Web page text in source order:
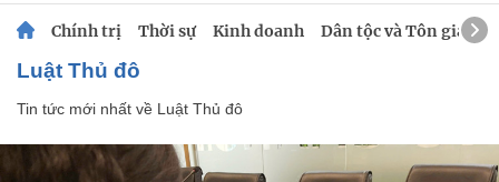
Chính trị Thời sự Kinh doanh Dân tộc và Tôn giáo
Luật Thủ đô
Tin tức mới nhất về Luật Thủ đô